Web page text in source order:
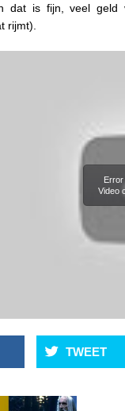
dat is fijn, veel
rijmt).
Error
Video
TWEET